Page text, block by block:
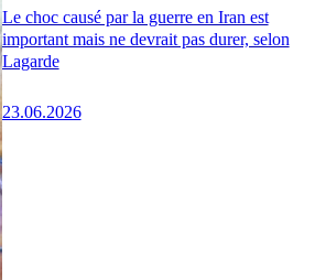
Le choc causé par la guerre en Iran est
important mais ne devrait pas durer, selon
Lagarde
23.06.2026